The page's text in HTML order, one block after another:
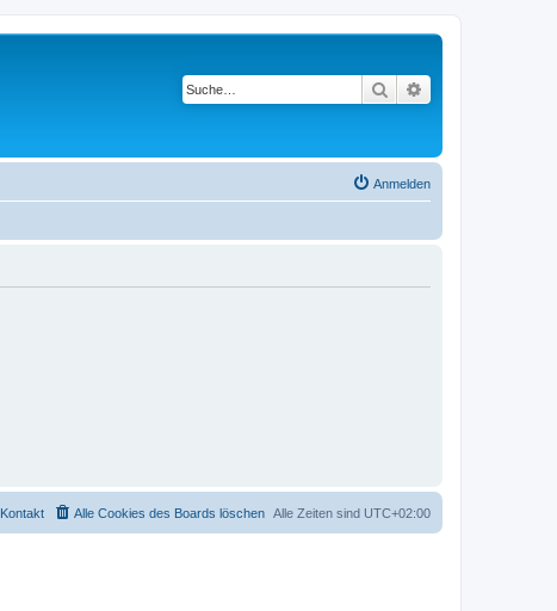
Suche
Anmelden
Alle Zeiten sind UTC+02:00
Alle Cookies des Boards löschen
Kontakt